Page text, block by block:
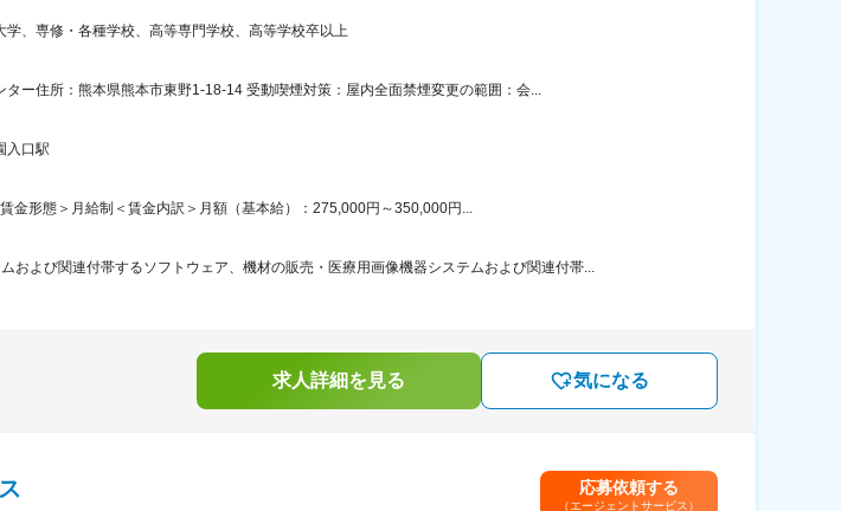
学、専修・各種学校、高等専門学校、高等学校卒以上
ー住所：熊本県熊本市東野1-18-14 受動喫煙対策：屋内全面禁煙変更の範囲：会...
入口駅
金形態＞月給制＜賃金内訳＞月額（基本給）：275,000円～350,000円...
および関連付帯するソフトウェア、機材の販売・医療用画像機器システムおよび関連付帯...
求人詳細を見る 気になる
応募依頼する
（エージェントサービス）